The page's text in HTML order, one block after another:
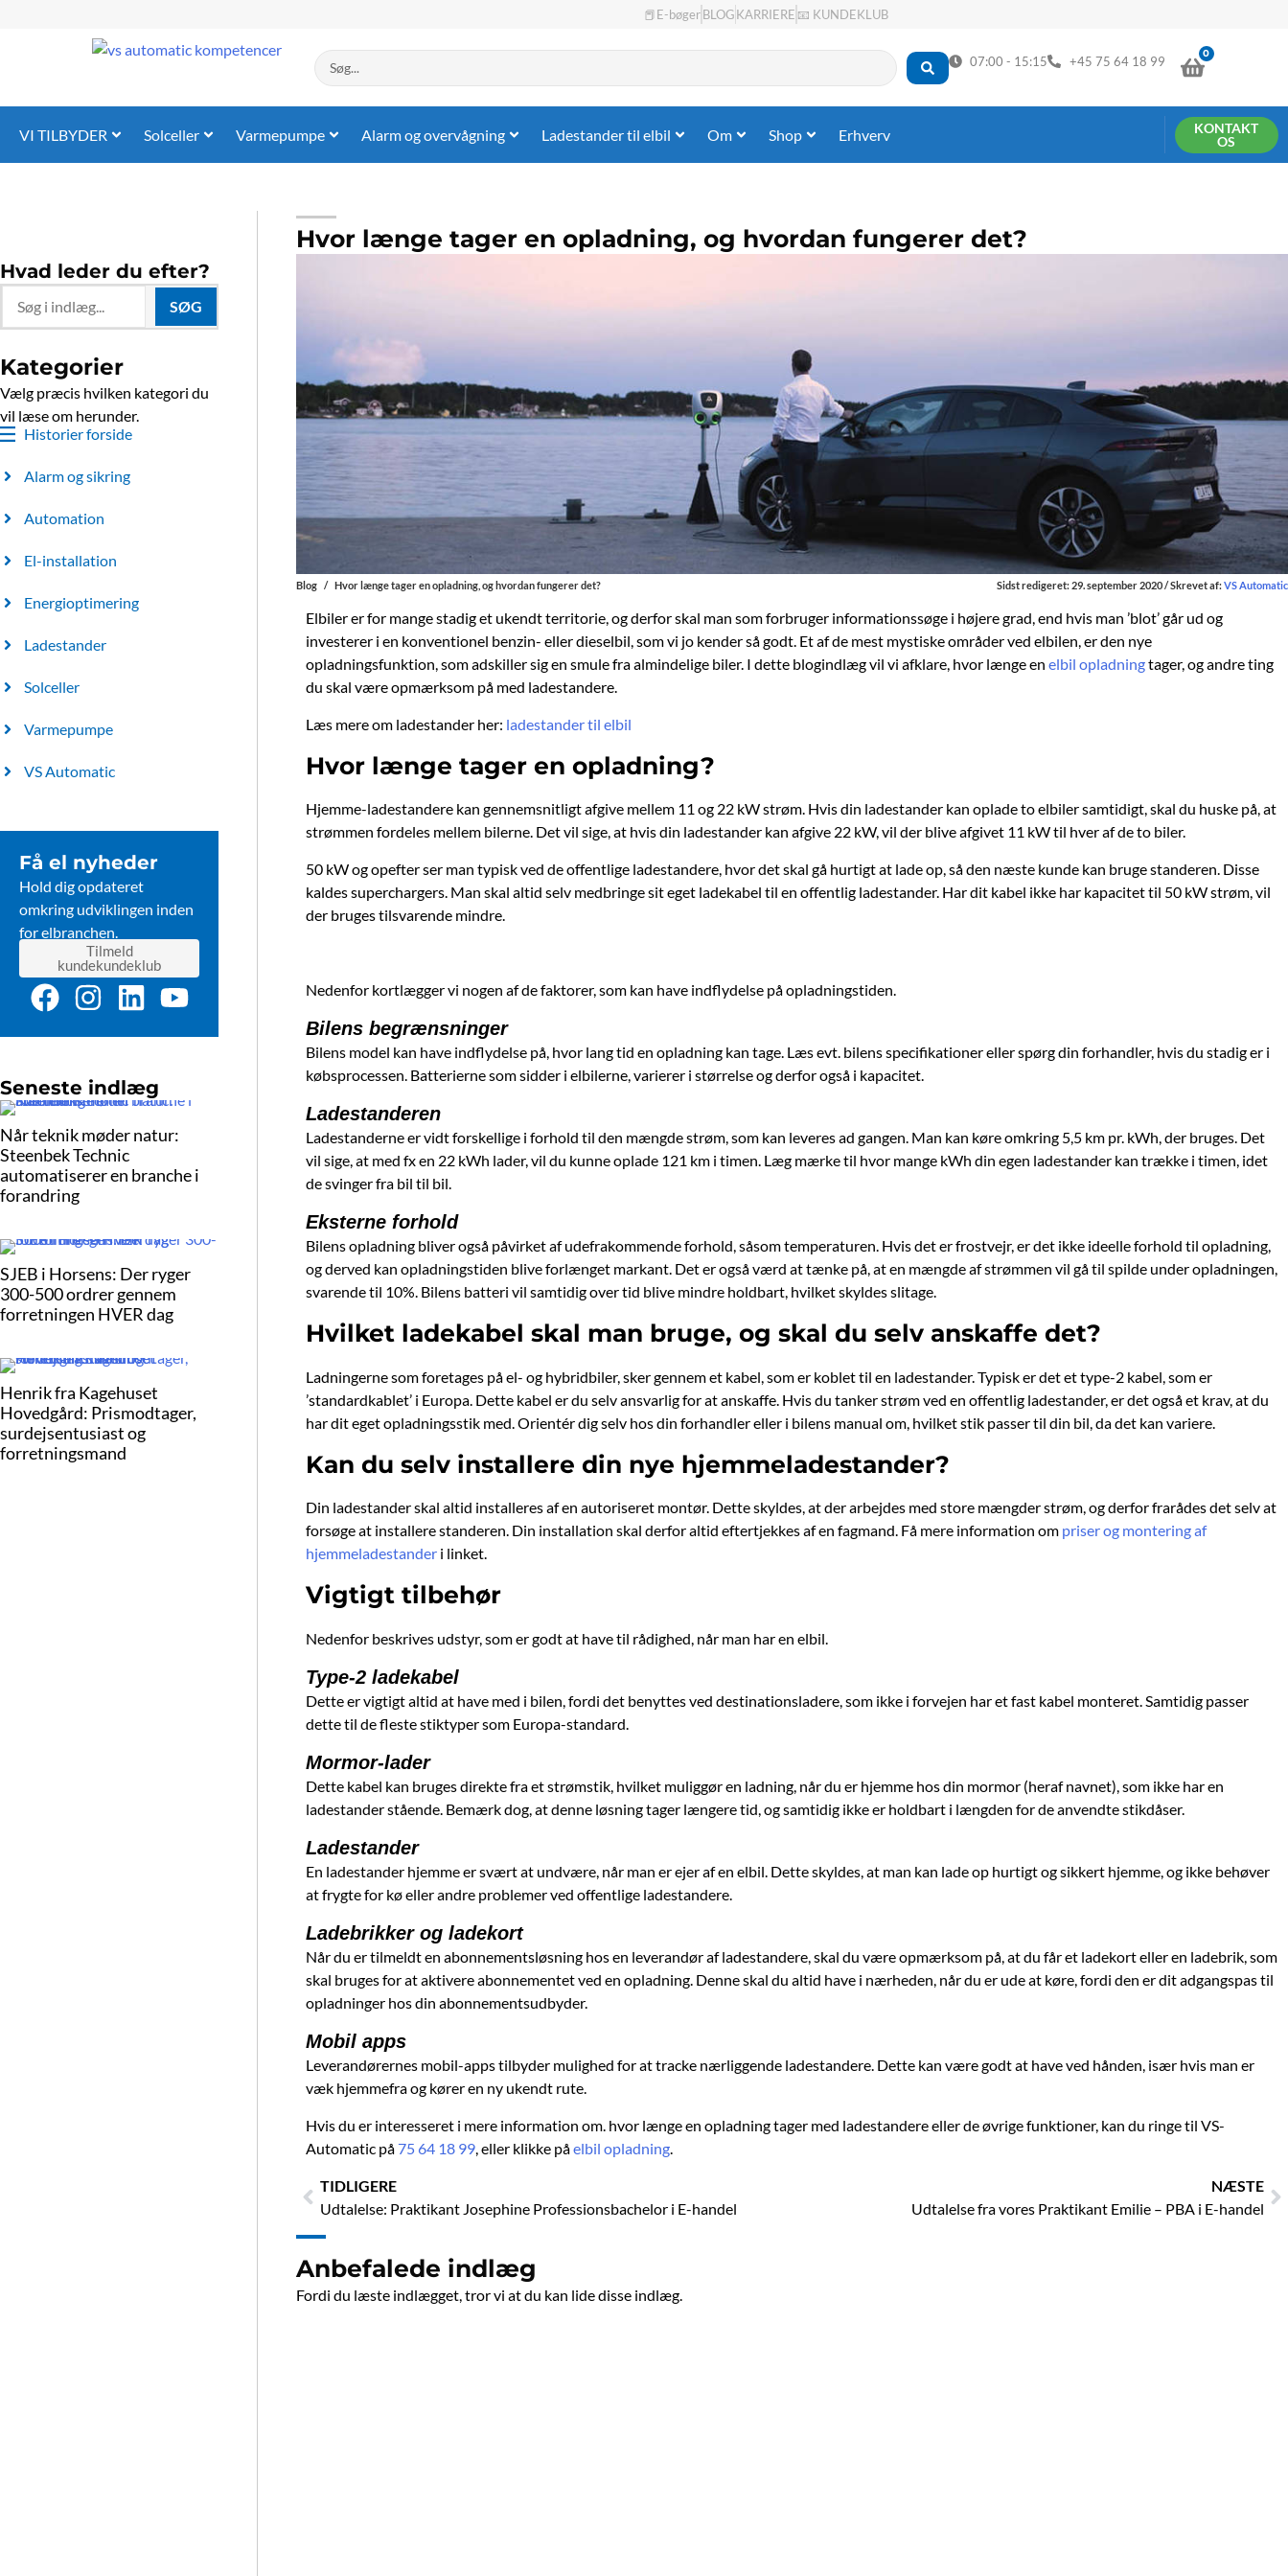
📕E-bøgerBLOGKARRIERE 📧 KUNDEKLUB
Search
...
07:00 - 15:15 +45 75 64 18 99
0
KURV
VI TILBYDER Solceller Varmepumpe Alarm og overvågning Ladestander til elbil Om Shop Erhverv
KONTAKT
OS
Hvad leder du efter?
SØG
Kategorier
Vælg præcis hvilken kategori du
vil læse om herunder.
Historier forside
Alarm og sikring
Automation
El-installation
Energioptimering
Ladestander
Solceller
Varmepumpe
VS Automatic
Få el nyheder
Hold dig opdateret
omkring udviklingen inden
for elbranchen.
Tilmeld
kundekundeklub
F
a
c
e
b
o
o
k
I
n
s
t
a
g
r
a
L
i
n
k
e
d
i
n
Y
u
u
b
e
Seneste indlæg
Når teknik møder natur:
Steenbek Technic
automatiserer en branche i
forandring
SJEB i Horsens: Der ryger
300-500 ordrer gennem
forretningen HVER dag
Henrik fra Kagehuset
Hovedgård: Prismodtager,
surdejsentusiast og
forretningsmand
Hvor længe tager en opladning, og hvordan fungerer det?
Sidst redigeret: 29. september 2020 / Skrevet af:VS Automatic
Blog / Hvor længe tager en opladning, og hvordan fungerer det?
Elbiler er for mange stadig et ukendt territorie, og derfor skal man som forbruger informationssøge i højere grad, end hvis man ’blot’ går ud og
investerer i en konventionel benzin- eller dieselbil, som vi jo kender så godt. Et af de mest mystiske områder ved elbilen, er den nye
opladningsfunktion, som adskiller sig en smule fra almindelige biler. I dette blogindlæg vil vi afklare, hvor længe enelbil opladningtager, og andre ting
du skal være opmærksom på med ladestandere.
Læs mere om ladestander her: ladestander til elbil
Hvor længe tager en opladning?
Hjemme-ladestandere kan gennemsnitligt afgive mellem 11 og 22 kW strøm. Hvis din ladestander kan oplade to elbiler samtidigt, skal du huske på, at
strømmen fordeles mellem bilerne. Det vil sige, at hvis din ladestander kan afgive 22 kW, vil der blive afgivet 11 kW til hver af de to biler.
50 kW og opefter ser man typisk ved de offentlige ladestandere, hvor det skal gå hurtigt at lade op, så den næste kunde kan bruge standeren. Disse
kaldes superchargers. Man skal altid selv medbringe sit eget ladekabel til en offentlig ladestander. Har dit kabel ikke har kapacitet til 50 kW strøm, vil
der bruges tilsvarende mindre.
Nedenfor kortlægger vi nogen af de faktorer, som kan have indflydelse på opladningstiden.
Bilens begrænsninger
Bilens model kan have indflydelse på, hvor lang tid en opladning kan tage. Læs evt. bilens specifikationer eller spørg din forhandler, hvis du stadig er i
købsprocessen. Batterierne som sidder i elbilerne, varierer i størrelse og derfor også i kapacitet.
Ladestanderen
Ladestanderne er vidt forskellige i forhold til den mængde strøm, som kan leveres ad gangen. Man kan køre omkring 5,5 km pr. kWh, der bruges. Det
vil sige, at med fx en 22 kWh lader, vil du kunne oplade 121 km i timen. Læg mærke til hvor mange kWh din egen ladestander kan trække i timen, idet
de svinger fra bil til bil.
Eksterne forhold
Bilens opladning bliver også påvirket af udefrakommende forhold, såsom temperaturen. Hvis det er frostvejr, er det ikke ideelle forhold til opladning,
og derved kan opladningstiden blive forlænget markant. Det er også værd at tænke på, at en mængde af strømmen vil gå til spilde under opladningen,
svarende til 10%. Bilens batteri vil samtidig over tid blive mindre holdbart, hvilket skyldes slitage.
Hvilket ladekabel skal man bruge, og skal du selv anskaffe det?
Ladningerne som foretages på el- og hybridbiler, sker gennem et kabel, som er koblet til en ladestander. Typisk er det et type-2 kabel, som er
’standardkablet’ i Europa. Dette kabel er du selv ansvarlig for at anskaffe. Hvis du tanker strøm ved en offentlig ladestander, er det også et krav, at du
har dit eget opladningsstik med. Orientér dig selv hos din forhandler eller i bilens manual om, hvilket stik passer til din bil, da det kan variere.
Kan du selv installere din nye hjemmeladestander?
Din ladestander skal altid installeres af en autoriseret montør. Dette skyldes, at der arbejdes med store mængder strøm, og derfor frarådes det selv at
forsøge at installere standeren. Din installation skal derfor altid eftertjekkes af en fagmand. Få mere information om priser og montering af
hjemmeladestander i linket.
Vigtigt tilbehør
Nedenfor beskrives udstyr, som er godt at have til rådighed, når man har en elbil.
Type-2 ladekabel
Dette er vigtigt altid at have med i bilen, fordi det benyttes ved destinationsladere, som ikke i forvejen har et fast kabel monteret. Samtidig passer
dette til de fleste stiktyper som Europa-standard.
Mormor-lader
Dette kabel kan bruges direkte fra et strømstik, hvilket muliggør en ladning, når du er hjemme hos din mormor (heraf navnet), som ikke har en
ladestander stående. Bemærk dog, at denne løsning tager længere tid, og samtidig ikke er holdbart i længden for de anvendte stikdåser.
Ladestander
En ladestander hjemme er svært at undvære, når man er ejer af en elbil. Dette skyldes, at man kan lade op hurtigt og sikkert hjemme, og ikke behøver
at frygte for kø eller andre problemer ved offentlige ladestandere.
Ladebrikker og ladekort
Når du er tilmeldt en abonnementsløsning hos en leverandør af ladestandere, skal du være opmærksom på, at du får et ladekort eller en ladebrik, som
skal bruges for at aktivere abonnementet ved en opladning. Denne skal du altid have i nærheden, når du er ude at køre, fordi den er dit adgangspas til
opladninger hos din abonnementsudbyder.
Mobil apps
Leverandørernes mobil-apps tilbyder mulighed for at tracke nærliggende ladestandere. Dette kan være godt at have ved hånden, især hvis man er
væk hjemmefra og kører en ny ukendt rute.
Hvis du er interesseret i mere information om. hvor længe en opladning tager med ladestandere eller de øvrige funktioner, kan du ringe til VS-
Automatic på 75 64 18 99 , eller klikke påelbil opladning
Tidligere
TIDLIGERE
Udtalelse: Praktikant Josephine Professionsbachelor i E-handel
NÆSTE
Udtalelse fra vores Praktikant Emilie – PBA i E-handel
Anbefalede indlæg
Fordi du læste indlægget, tror vi at du kan lide disse indlæg.